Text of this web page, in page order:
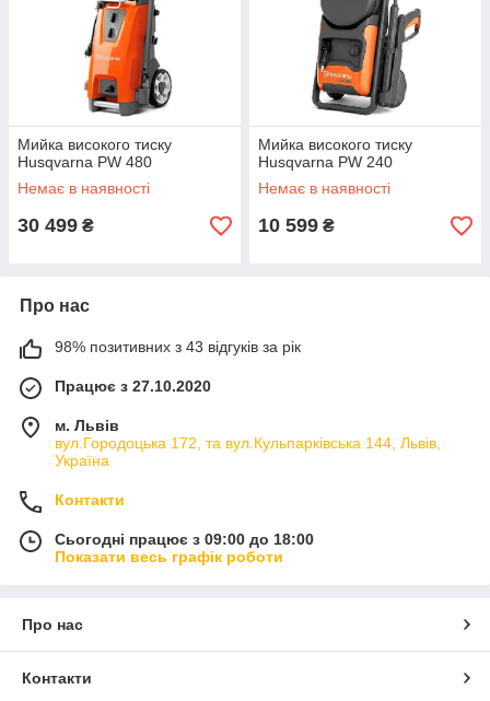
Мийка високого тиску
Husqvarna PW 480
Немає в наявності
30 499 ₴
Мийка високого тиску
Husqvarna PW 240
Немає в наявності
10 599 ₴
Про нас
98% позитивних з 43 відгуків за рік
Працює з 27.10.2020
м. Львів
вул.Городоцька 172, та вул.Кульпарківська 144, Львів,
Україна
Контакти
Сьогодні працює з 09:00 до 18:00
Показати весь графік роботи
Про нас
Контакти